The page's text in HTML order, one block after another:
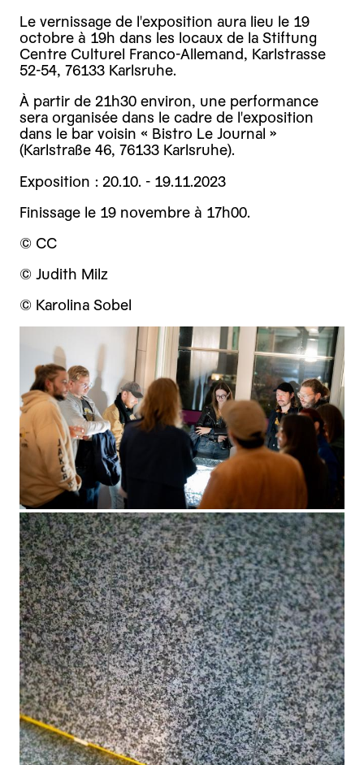
Le vernissage de l'exposition aura lieu le 19
octobre à 19h dans les locaux de la Stiftung
Centre Culturel Franco-Allemand, Karlstrasse
52-54, 76133 Karlsruhe.
À partir de 21h30 environ, une performance
sera organisée dans le cadre de l'exposition
dans le bar voisin « Bistro Le Journal »
(Karlstraße 46, 76133 Karlsruhe).
E xposition : 20.10. - 19.11.2023
Finissage le 19 novembre à 17h00.
© CC
© Judith Milz
© Karolina Sobel